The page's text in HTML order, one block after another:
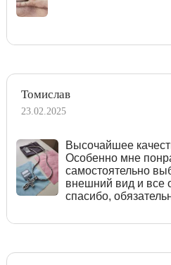
Томислав
23.02.2025
Высочайшее
Особенно мне
самостоятельно
внешний вид и все
спасибо,